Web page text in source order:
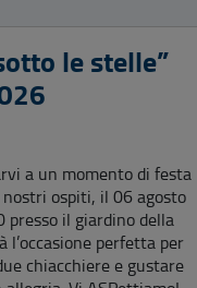
le stelle”
a un momento di festa
ospiti, il 06 agosto
presso il giardino della
l’occasione perfetta per
chiacchiere e gustare